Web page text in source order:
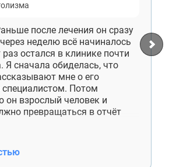
после лечения он сразу
неделю всё начиналось
остался в клинике почти
Я сначала обиделась, что
мне о его
специалистом. Потом
он взрослый человек и
превращаться в отчёт
к нам по выходным.
просит. Недавно сам купил